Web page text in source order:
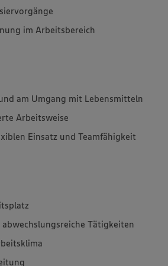
im Arbeitsbereich
am Umgang mit Lebensmitteln
Arbeitsweise
Einsatz und Teamfähigkeit
Tätigkeiten